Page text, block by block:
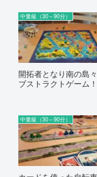
中量級（30～90分）
開拓者となり南の島
ブストラクトゲーム！
中量級（30～90分）